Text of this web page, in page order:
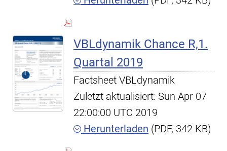
VBLdynamik Chance R,1.
Quartal 2019
Factsheet VBLdynamik
Zuletzt aktualisiert: Sun Apr 07
22:00:00 UTC 2019
Herunterladen (PDF, 342 KB)